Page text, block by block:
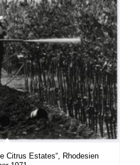
Citrus Estates“, Rhodesien